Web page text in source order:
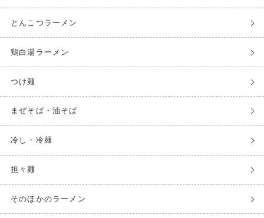
とんこつラーメン
鶏白湯ラーメン
つけ麺
まぜそば・油そば
冷し・冷麺
担々麺
そのほかのラーメン